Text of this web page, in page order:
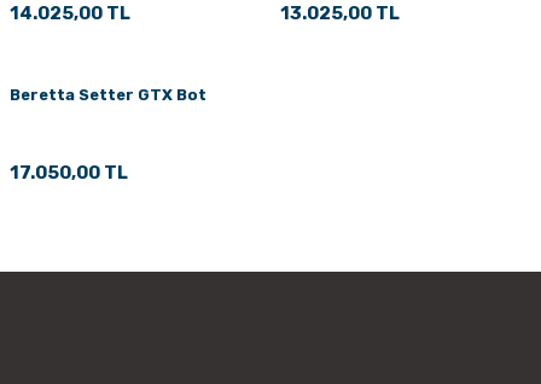
14.025,00 TL 13.025,00 TL
Beretta Setter GTX Bot
17.050,00 TL